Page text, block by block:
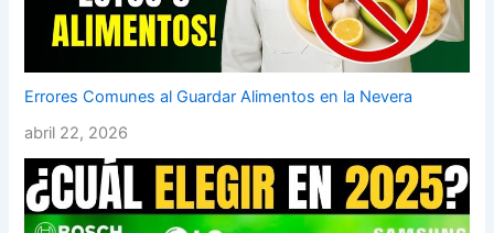
Errores Comunes al Guardar Alimentos en la Nevera
abril 22, 2026